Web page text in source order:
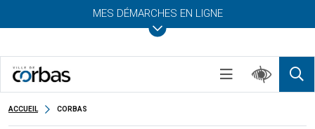
MES DÉMARCHES EN LIGNE
ACCUEIL CORBAS